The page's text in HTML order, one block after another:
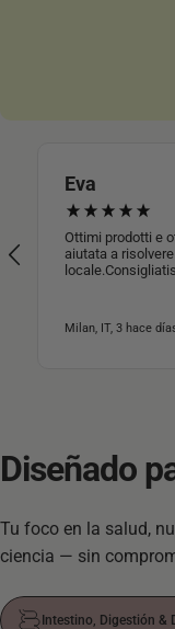
Eva
Ottimi prodotti e
aiutata a
Milan, IT, 3 hace
Diseñado
Tu foco en la salud,
ciencia — sin
Intestino, Digestión &